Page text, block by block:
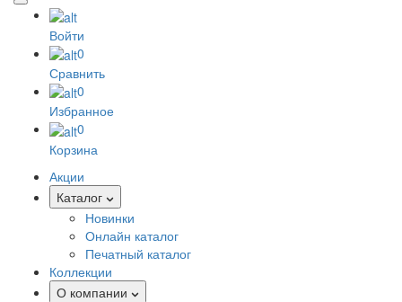
Войти
0
Сравнить
0
Избранное
0
Корзина
Акции
Каталог
Новинки
Онлайн каталог
Печатный каталог
Коллекции
О компании